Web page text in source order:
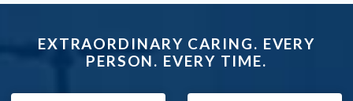
EXTRAORDINARY CARING. EVERY
PERSON. EVERY TIME.